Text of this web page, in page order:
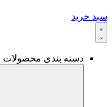
سبد خرید
دسته بندی محصولات